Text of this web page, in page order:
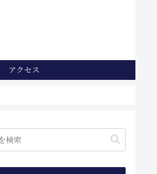
アクセス